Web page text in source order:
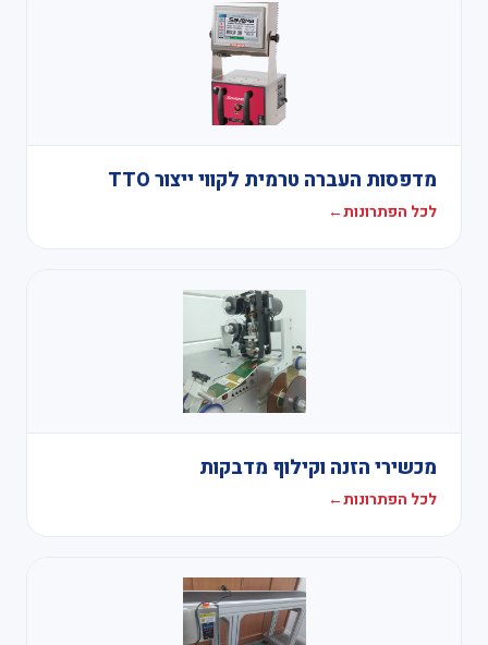
מדפסות העברה טרמית לקווי ייצור TTO
לכל הפתרונות←
מכשירי הזנה וקילוף מדבקות
לכל הפתרונות←